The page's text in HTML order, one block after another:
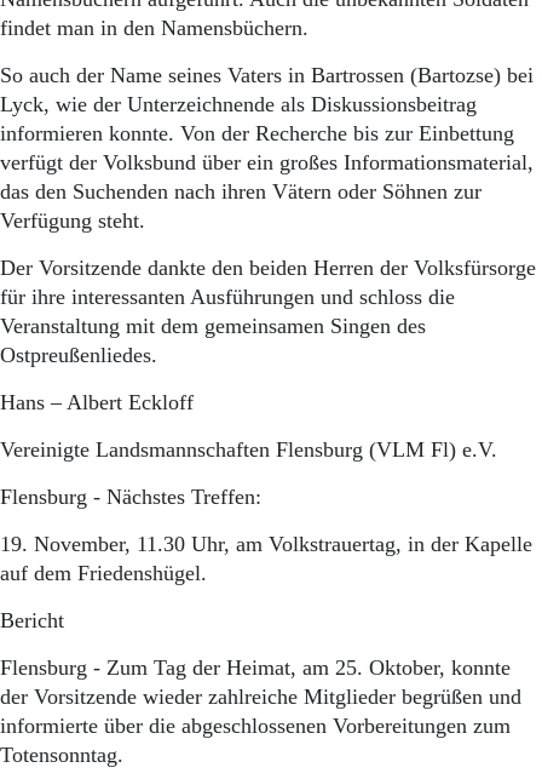
findet man in den Namensbüchern.
So auch der Name seines Vaters in Bartrossen (Bartozse) bei
Lyck, wie der Unterzeichnende als Diskussionsbeitrag
informieren konnte. Von der Recherche bis zur Einbettung
verfügt der Volksbund über ein großes Informationsmaterial,
das den Suchenden nach ihren Vätern oder Söhnen zur
Verfügung steht.
Der Vorsitzende dankte den beiden Herren der Volksfürsorge
für ihre interessanten Ausführungen und schloss die
Veranstaltung mit dem gemeinsamen Singen des
Ostpreußenliedes.
Hans – Albert Eckloff
Vereinigte Landsmannschaften Flensburg (VLM Fl) e.V.
Flensburg - Nächstes Treffen:
19. November, 11.30 Uhr, am Volkstrauertag, in der Kapelle
auf dem Friedenshügel.
Bericht
Flensburg - Zum Tag der Heimat, am 25. Oktober, konnte
der Vorsitzende wieder zahlreiche Mitglieder begrüßen und
informierte über die abgeschlossenen Vorbereitungen zum
Totensonntag.